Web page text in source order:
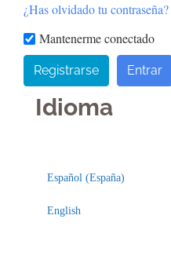
¿Has olvidado tu contraseña?
Mantenerme conectado
Entrar
Registrarse
Idioma
Español (España)
English
Indexaciones
Licencia